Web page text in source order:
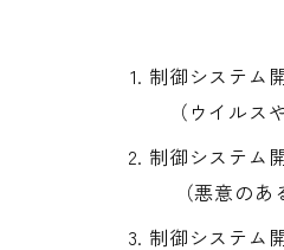
制御システム
（ウイルス
制御システム
（悪意のあ
制御システム